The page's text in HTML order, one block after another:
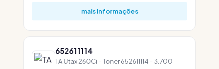
mais informações
652611114
TA Utax 260Ci - Toner 652611114 - 3.700